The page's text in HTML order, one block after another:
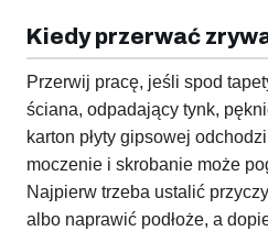
Kiedy przerwać
Przerwij pracę, jeśli spod
ściana, odpadający tynk,
karton płyty gipsowej
moczenie i skrobanie może
Najpierw trzeba ustalić
albo naprawić podłoże, a